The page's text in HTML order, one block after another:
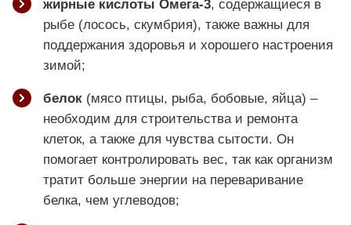
жирные кислоты Омега-3, содержащиеся в
рыбе (лосось, скумбрия), также важны для
поддержания здоровья и хорошего настроения
зимой;
белок (мясо птицы, рыба, бобовые, яйца) –
необходим для строительства и ремонта
клеток, а также для чувства сытости. Он
помогает контролировать вес, так как организм
тратит больше энергии на переваривание
белка, чем углеводов;